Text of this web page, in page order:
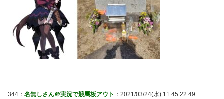
344： 名無しさん＠実況で競馬板アウト ：2021/03/24(水) 11:45:22.49